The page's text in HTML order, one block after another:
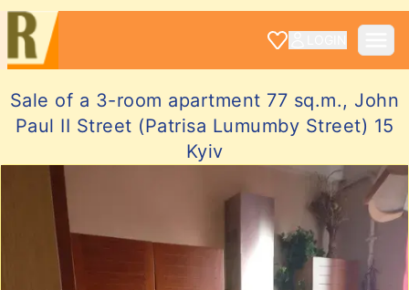
Sale of a 3-room apartment 77 sq.m., John
Paul II Street (Patrisa Lumumby Street) 15
Kyiv